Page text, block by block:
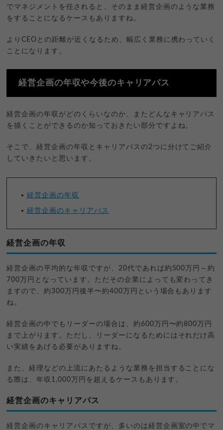
でマネジメントを任されると、そのまま経営企画のような業務
をすることになるケースもありますね。
よりCEOとの距離が近くなるため、幅広く業務に携わっていく
ことになります。
経営企画の年収や今後のキャリアパス
経営企画の年収がどのくらいなのか、またどんなキャリアパス
を描くことができるのか知っておきたい部分ですよね。
そこで、経営企画の年収とキャリアパスの2つに分けてご紹介
していきたいと思います。
経営企画の年収
経営企画のキャリアパス
経営企画の年収
経営企画の平均的な年収ですが、20代であれば約500万円～約
700万円となっています。ただその企業によっても変わってき
ますので、約300万円後半〜約400万円という場合もあります
ね。
経営企画の中でもリーダーの場合は、約600万円〜約800万円
まで上がります。ただし、リーダーになるためにはそれだけ高
い実績をあげる必要がありますね。
また、経理などの上流にあたるような業務を担当することにな
る際は、年収1,000万円を超えるケースもあります。
経営企画のキャリアパス
経営企画のキャリアパスですが、多いのは経営企画室の中でマ